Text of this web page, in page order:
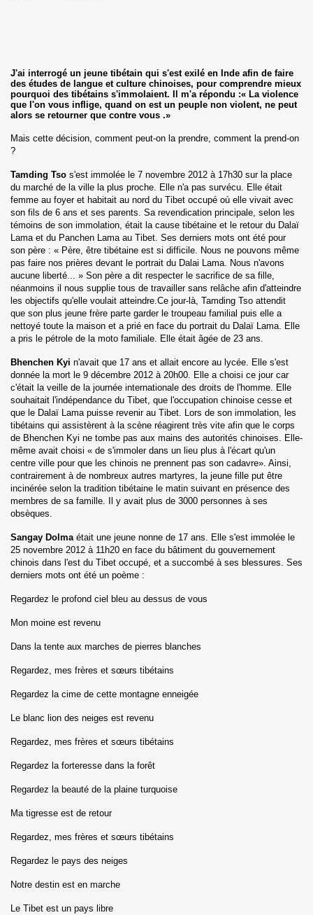
J'ai interrogé un jeune tibétain qui s'est exilé en Inde afin de faire
des études de langue et culture chinoises, pour comprendre mieux
pourquoi des tibétains s'immolaient. Il m'a répondu :« La violence
que l'on vous inflige, quand on est un peuple non violent, ne peut
alors se retourner que contre vous .»
Mais cette décision, comment peut-on la prendre, comment la prend-on
?
Tamding Tso s'est immolée le 7 novembre 2012 à 17h30 sur la place
du marché de la ville la plus proche. Elle n'a pas survécu. Elle était
femme au foyer et habitait au nord du Tibet occupé où elle vivait avec
son fils de 6 ans et ses parents. Sa revendication principale, selon les
témoins de son immolation, était la cause tibétaine et le retour du Dalaï
Lama et du Panchen Lama au Tibet. Ses derniers mots ont été pour
son père : « Père, être tibétaine est si difficile. Nous ne pouvons même
pas faire nos prières devant le portrait du Dalai Lama. Nous n'avons
aucune liberté... » Son père a dit respecter le sacrifice de sa fille,
néanmoins il nous supplie tous de travailler sans relâche afin d'atteindre
les objectifs qu'elle voulait atteindre.Ce jour-là, Tamding Tso attendit
que son plus jeune frère parte garder le troupeau familial puis elle a
nettoyé toute la maison et a prié en face du portrait du Dalaï Lama. Elle
a pris le pétrole de la moto familiale. Elle était âgée de 23 ans.
Bhenchen Kyi n'avait que 17 ans et allait encore au lycée. Elle s'est
donnée la mort le 9 décembre 2012 à 20h00. Elle a choisi ce jour car
c'était la veille de la journée internationale des droits de l'homme. Elle
souhaitait l'indépendance du Tibet, que l'occupation chinoise cesse et
que le Dalaï Lama puisse revenir au Tibet. Lors de son immolation, les
tibétains qui assistèrent à la scène réagirent très vite afin que le corps
de Bhenchen Kyi ne tombe pas aux mains des autorités chinoises. Elle-
même avait choisi « de s'immoler dans un lieu plus à l'écart qu'un
centre ville pour que les chinois ne prennent pas son cadavre». Ainsi,
contrairement à de nombreux autres martyres, la jeune fille put être
incinérée selon la tradition tibétaine le matin suivant en présence des
membres de sa famille. Il y avait plus de 3000 personnes à ses
obsèques.
Sangay Dolmaétait une jeune nonne de 17 ans. Elle s'est immolée le
25 novembre 2012 à 11h20 en face du bâtiment du gouvernement
chinois dans l'est du Tibet occupé, et a succombé à ses blessures. Ses
derniers mots ont été un poème :
Regardez le profond ciel bleu au dessus de vous
Mon moine est revenu
Dans la tente aux marches de pierres blanches
Regardez, mes frères et sœurs tibétains
Regardez la cime de cette montagne enneigée
Le blanc lion des neiges est revenu
Regardez, mes frères et sœurs tibétains
Regardez la forteresse dans la forêt
Regardez la beauté de la plaine turquoise
Ma tigresse est de retour
Regardez, mes frères et sœurs tibétains
Regardez le pays des neiges
Notre destin est en marche
Le Tibet est un pays libre
Sykiong Penpa Tsering à Paris au bureau de la "maison
Tibet encore et toujours"
le 10 Mars 2025
le 10 Mars 2026